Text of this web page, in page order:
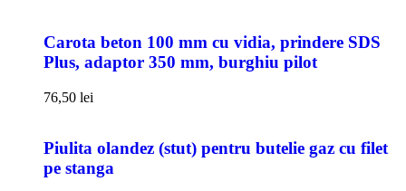
Carota beton 100 mm cu vidia, prindere SDS
Plus, adaptor 350 mm, burghiu pilot
76,50 lei
Piulita olandez (stut) pentru butelie gaz cu filet
pe stanga